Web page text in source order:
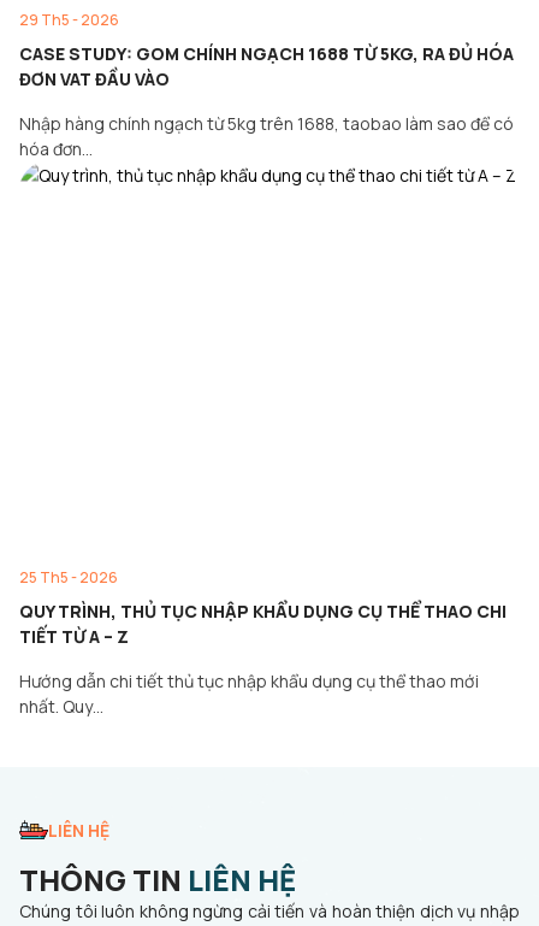
29 Th5 - 2026
CASE STUDY: GOM CHÍNH NGẠCH 1688 TỪ 5KG, RA ĐỦ HÓA
ĐƠN VAT ĐẦU VÀO
Nhập hàng chính ngạch từ 5kg trên 1688, taobao làm sao để có
hóa đơn…
25 Th5 - 2026
QUY TRÌNH, THỦ TỤC NHẬP KHẨU DỤNG CỤ THỂ THAO CHI
TIẾT TỪ A – Z
Hướng dẫn chi tiết thủ tục nhập khẩu dụng cụ thể thao mới
nhất. Quy…
LIÊN HỆ
THÔNG TIN LIÊN HỆ
Chúng tôi luôn không ngừng cải tiến và hoàn thiện dịch vụ nhập